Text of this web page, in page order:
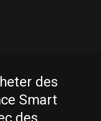
des
Smart